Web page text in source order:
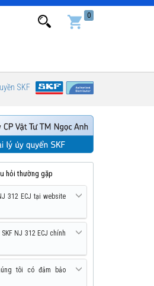
0
SKF
hỏi thường gặp
312 ECJ tại website
NJ 312 ECJ chính
tôi có đảm bảo